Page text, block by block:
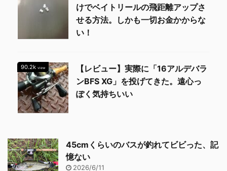
けでベイトリールの飛距離アップさ
せる方法。しかも一切お金かからな
い！
90.2k view
【レビュー】実際に「16アルデバラ
ンBFS XG」を投げてきた。遠心っ
ぽく気持ちいい
45cmくらいのバスが釣れてビビった、記
憶ない
2026/6/11